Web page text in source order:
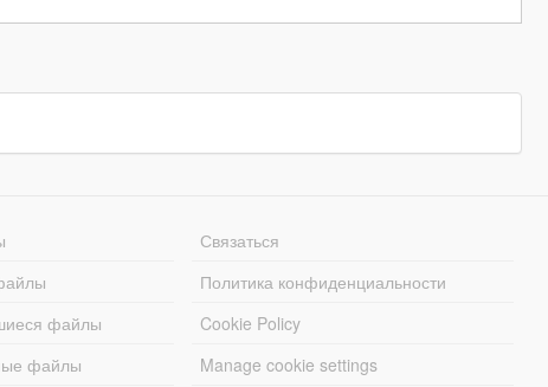
файлы
файлы
Связаться
Политика конфиденциальности
Cookie Policy
Manage cookie settings